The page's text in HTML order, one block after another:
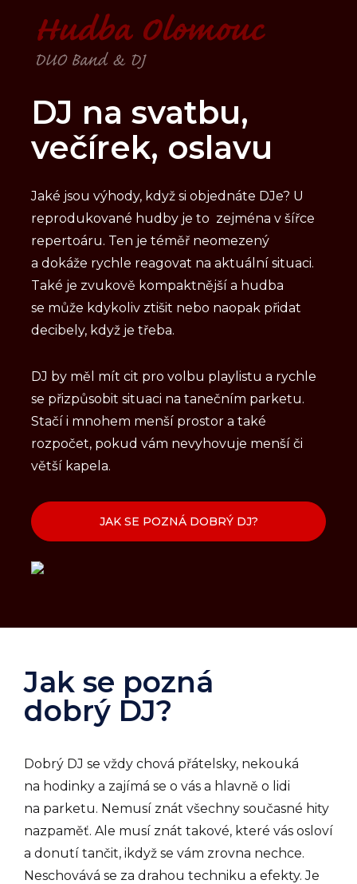
DJ na svatbu,
večírek, oslavu
Jaké jsou výhody, když si objednáte DJe? U
reprodukované hudby je to zejména v šířce
repertoáru. Ten je téměř neomezený
a dokáže rychle reagovat na aktuální situaci.
Také je zvukově kompaktnější a hudba
se může kdykoliv ztišit nebo naopak přidat
decibely, když je třeba.
DJ by měl mít cit pro volbu playlistu a rychle
se přizpůsobit situaci na tanečním parketu.
Stačí i mnohem menší prostor a také
rozpočet, pokud vám nevyhovuje menší či
větší kapela.
JAK SE POZNÁ DOBRÝ DJ?
Jak se pozná
dobrý DJ?
Dobrý DJ se vždy chová přátelsky, nekouká
na hodinky a zajímá se o vás a hlavně o lidi
na parketu. Nemusí znát všechny současné hity
nazpaměť. Ale musí znát takové, které vás osloví
a donutí tančit, ikdyž se vám zrovna nechce.
Neschovává se za drahou techniku a efekty. Je